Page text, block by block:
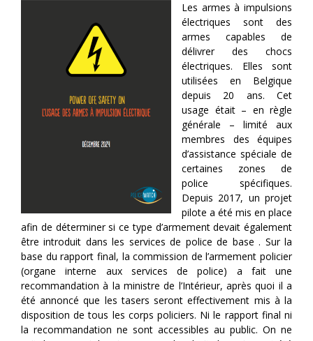
Les armes à impulsions
électriques sont des
armes capables de
délivrer des chocs
électriques. Elles sont
utilisées en Belgique
depuis 20 ans. Cet
usage était – en règle
générale – limité aux
membres des équipes
d’assistance spéciale de
certaines zones de
police spécifiques.
Depuis 2017, un projet
pilote a été mis en place
afin de déterminer si ce type d’armement devait également
être introduit dans les services de police de base . Sur la
base du rapport final, la commission de l’armement policier
(organe interne aux services de police) a fait une
recommandation à la ministre de l’Intérieur, après quoi il a
été annoncé que les tasers seront effectivement mis à la
disposition de tous les corps policiers. Ni le rapport final ni
la recommandation ne sont accessibles au public. On ne